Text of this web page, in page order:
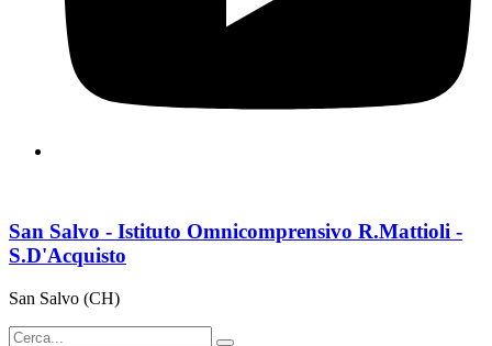
San Salvo - Istituto Omnicomprensivo R.Mattioli -
S.D'Acquisto
San Salvo (CH)